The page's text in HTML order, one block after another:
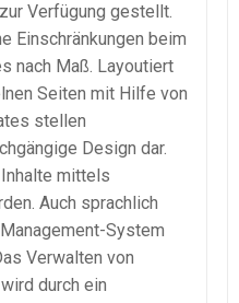
Verfügung gestellt.
Einschränkungen beim
nach Maß. Layoutiert
Seiten mit Hilfe von
stellen
Design dar.
mittels
Auch sprachlich
System
Verwalten von
durch ein